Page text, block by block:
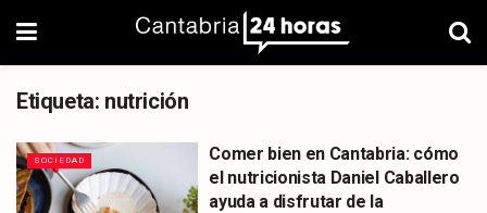
Etiqueta: nutrición
SOCIEDAD
Comer bien en Cantabria: cómo
el nutricionista Daniel Caballero
ayuda a disfrutar de la